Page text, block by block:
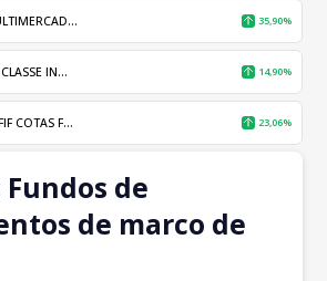
35,90%
IN... 14,90%
COTAS F... 23,06%
de
de marco de